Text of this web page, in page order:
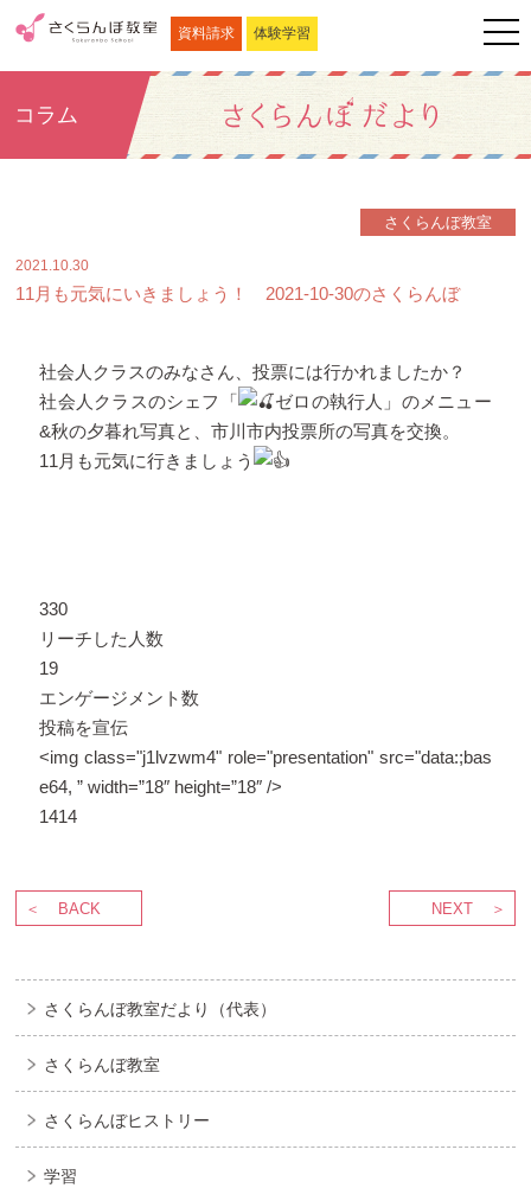
資料請求 体験学習
コラム
さくらんぼ教室
2021.10.30
11月も元気にいきましょう！ 2021-10-30のさくらんぼ
社会人クラスのみなさん、投票には行かれましたか？
社会人クラスのシェフ「
ゼロの執行人」のメニュー
&秋の夕暮れ写真と、市川市内投票所の写真を交換。
11月も元気に行きましょう
330
リーチした人数
19
エンゲージメント数
投稿を宣伝
<img class="j1lvzwm4" role="presentation" src="data:;bas
e64, ” width=”18″ height=”18″ />
1414
BACK NEXT
さくらんぼ教室だより（代表）
さくらんぼ教室
さくらんぼヒストリー
学習